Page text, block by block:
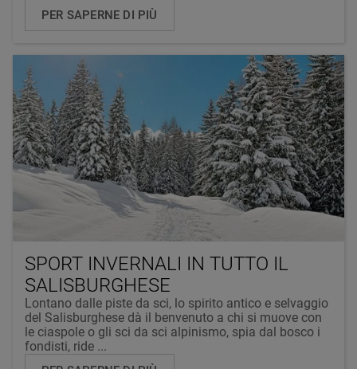
PER SAPERNE DI PIÙ
SPORT INVERNALI IN TUTTO IL
SALISBURGHESE
Lontano dalle piste da sci, lo spirito antico e selvaggio
del Salisburghese dà il benvenuto a chi si muove con
le ciaspole o gli sci da sci alpinismo, spia dal bosco i
fondisti, ride ...